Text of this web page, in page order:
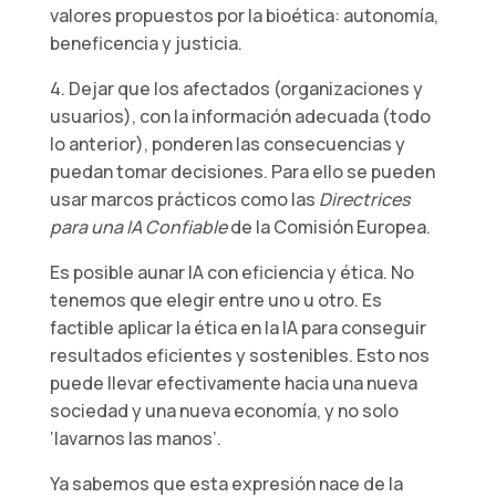
valores propuestos por la bioética: autonomía,
beneficencia y justicia.
4. Dejar que los afectados (organizaciones y
usuarios), con la información adecuada (todo
lo anterior), ponderen las consecuencias y
puedan tomar decisiones. Para ello se pueden
usar marcos prácticos como las Directrices
para una IA Confiablede la Comisión Europea.
Es posible aunar IA con eficiencia y ética. No
tenemos que elegir entre uno u otro. Es
factible aplicar la ética en la IA para conseguir
resultados eficientes y sostenibles. Esto nos
puede llevar efectivamente hacia una nueva
sociedad y una nueva economía, y no solo
‘lavarnos las manos’.
Ya sabemos que esta expresión nace de la